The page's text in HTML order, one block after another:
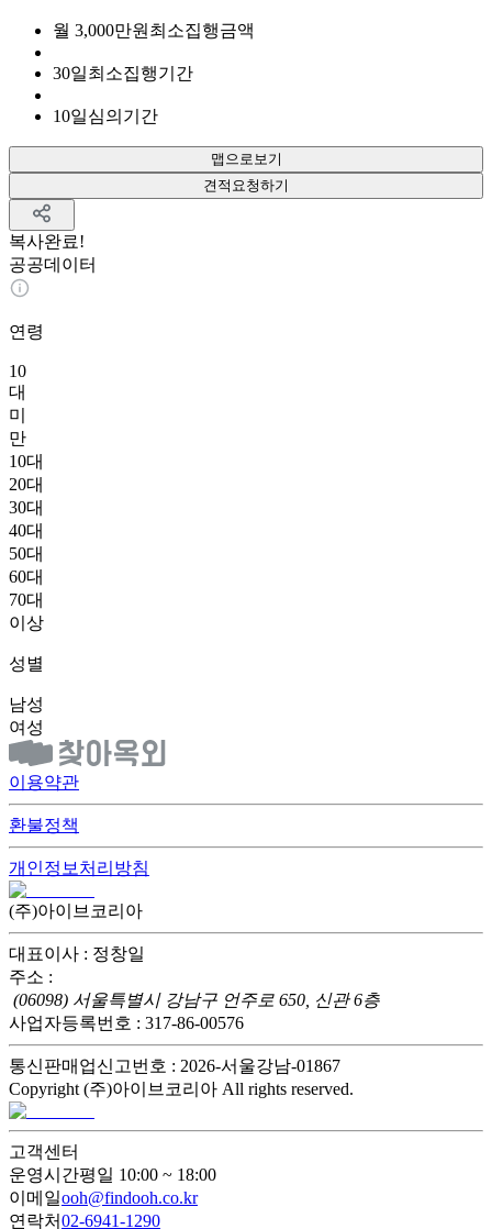
월 3,000만원 최소집행금액
30일최소집행기간
10일심의기간
맵으로보기
견적요청하기
복사완료!
공공데이터
연령
10
대
미
만
10대
20대
30대
40대
50대
60대
70대
이상
성별
남성
여성
이용약관
환불정책
개인정보처리방침
(주)아이브코리아
대표이사 : 정창일
주소 :
(06098) 서울특별시 강남구 언주로 650, 신관 6층
사업자등록번호 : 317-86-00576
통신판매업신고번호 : 2026-서울강남-01867
Copyright (주)아이브코리아 All rights reserved.
고객센터
운영시간평일 10:00 ~ 18:00
이메일ooh@findooh.co.kr
연락처02-6941-1290